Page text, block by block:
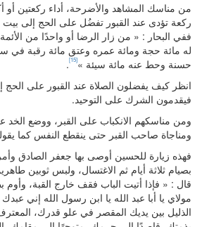
من مناسك المشاهد والأضرحة، أداء ركعتين أو
ركعة تؤدى عند القبور تفضُل على الحج إلى بيت
ففي البحار : « من زار الرضا أو واحدًا من
له مائة حجة ومائة عمره وعتق مائة رقبة في
حسنة وحط عنه مائة سيئة »[15]
.
انظر كيف يفضلون الصلاة عند القبور على الحج
فيقدمون الشرك على التوحيد.
ومن مناسكهم الانكباب على القبر، ووضع الخد
ومناجاة صاحب القبر حتى ينقطع النفس كما
فهذه زيارة للحسين أوصى بها جعفر الصادق
بصيام ثلاثة أيام ثم الاغتسال، ولبس ثوبين
قال : « فإذا أتيت الباب فقف خارج القبة، وأوم
مولاي يا أبا عبد الله يا ابن رسول الله إني
الذليل بين يديك المقصر في علو قدرك،